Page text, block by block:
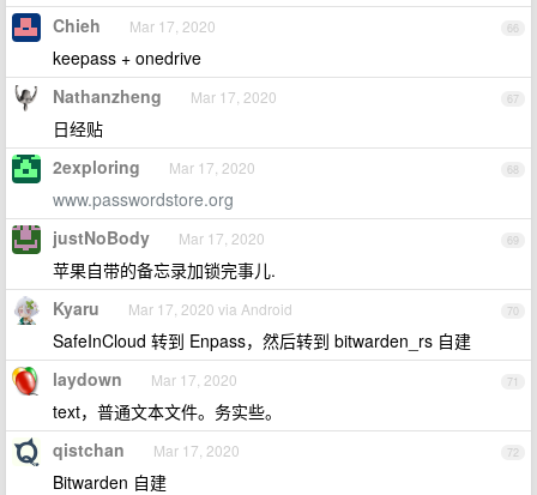
66
Chieh Mar 17, 2020
keepass + onedrive
67
Nathanzheng Mar 17, 2020
日经贴
68
2exploring Mar 17, 2020
www.passwordstore.org
69
justNoBody Mar 17, 2020
苹果自带的备忘录加锁完事儿.
70
Kyaru Mar 17, 2020 via Android
SafeInCloud 转到 Enpass，然后转到 bitwarden_rs 自建
71
laydown Mar 17, 2020
text，普通文本文件。务实些。
72
qistchan Mar 17, 2020
Bitwarden 自建